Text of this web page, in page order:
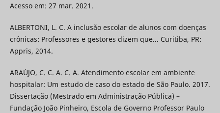
Acesso em: 27 mar. 2021.
ALBERTONI, L. C. A inclusão escolar de alunos com doenças
crônicas: Professores e gestores dizem que... Curitiba, PR:
Appris, 2014.
ARAÚJO, C. C. A. C. A. Atendimento escolar em ambiente
hospitalar: Um estudo de caso do estado de São Paulo. 2017.
Dissertação (Mestrado em Administração Pública) –
Fundação João Pinheiro, Escola de Governo Professor Paulo